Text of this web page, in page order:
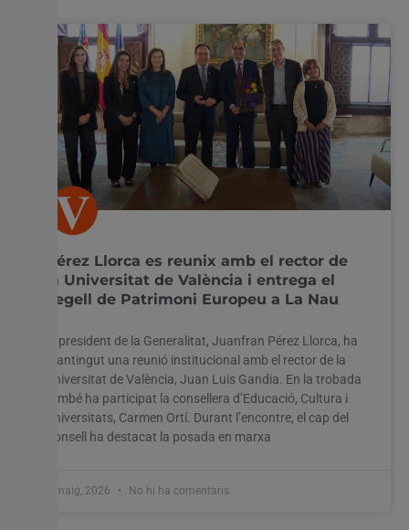
Pérez Llorca es reunix amb el rector de
la Universitat de València i entrega el
Segell de Patrimoni Europeu a La Nau
El president de la Generalitat, Juanfran Pérez Llorca, ha
mantingut una reunió institucional amb el rector de la
Universitat de València, Juan Luis Gandia. En la trobada
també ha participat la consellera d’Educació, Cultura i
Universitats, Carmen Ortí. Durant l’encontre, el cap del
Consell ha destacat la posada en marxa
8 maig, 2026 No hi ha comentaris